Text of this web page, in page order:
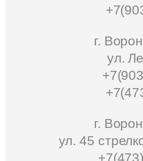
г.
ул.
г.
ул. 45